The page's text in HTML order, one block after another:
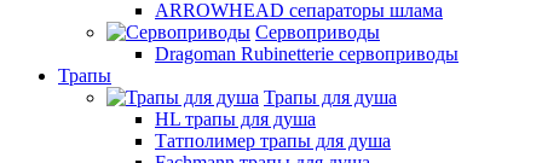
ARROWHEAD сепараторы шлама
Сервоприводы
Dragoman Rubinetterie сервоприводы
Трапы
Трапы для душа
HL трапы для душа
Татполимер трапы для душа